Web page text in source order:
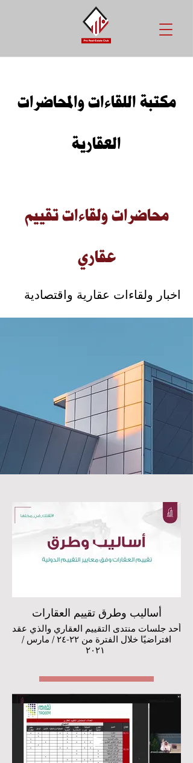
مكتبة اللقاءات والمحاضرات
العقارية
محاضرات ولقاءات تقييم
عقاري
اخبار ولقاءات عقارية واقتصادية
أساليب وطرق تقييم العقارات
أحد جلسات منتدى التقييم العقاري والذي عقد
افتراضيًا خلال الفترة من ٢٢-٢٤ / مارس /
شاهد اللقاء